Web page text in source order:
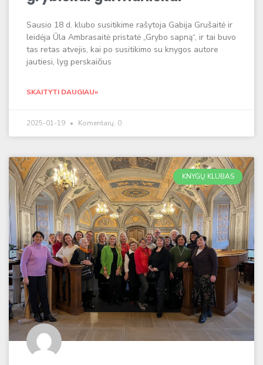
Sausio 18 d. klubo susitikime rašytoja Gabija Grušaitė ir
leidėja Ūla Ambrasaitė pristatė „Grybo sapną“, ir tai buvo
tas retas atvejis, kai po susitikimo su knygos autore
jautiesi, lyg perskaičius
SKAITYTI DAUGIAU»
2025-01-19 Komentarų: 0
KNYGŲ KLUBAS